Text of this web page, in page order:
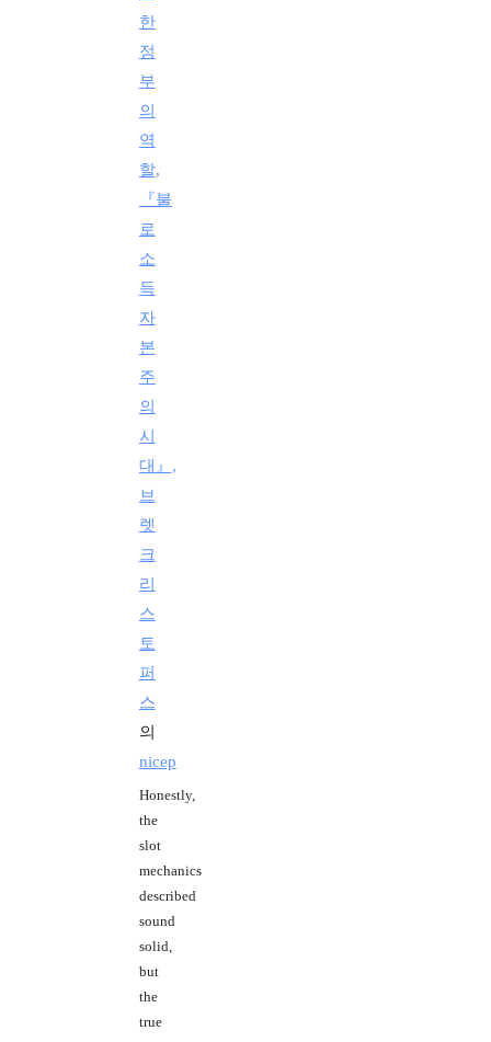
한
정
부
의
역
할,
『불
로
소
득
자
본
주
의
시
대』,
브
렛
크
리
스
토
퍼
스
의
nicep
Honestly,
the
slot
mechanics
described
sound
solid,
but
the
true